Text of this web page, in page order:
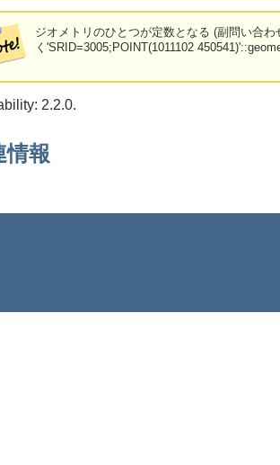
ジオメトリのひとつが定数となる (副問い合
く'SRID=3005;POINT(1011102
2.2.0.
情報